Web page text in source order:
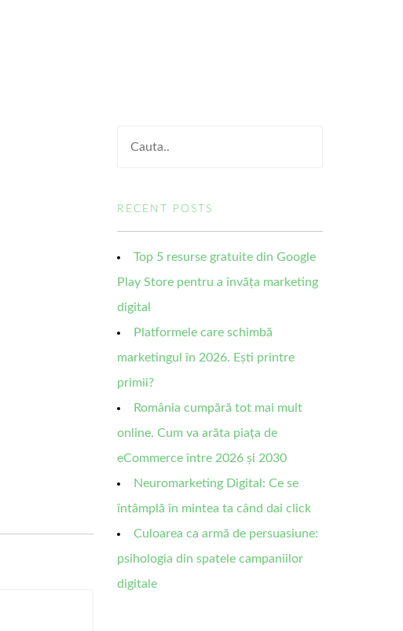
RECENT POSTS
Top 5 resurse gratuite din Google
Play Store pentru a învăța marketing
digital
Platformele care schimbă
marketingul în 2026. Ești printre
primii?
România cumpără tot mai mult
online. Cum va arăta piața de
eCommerce între 2026 și 2030
Neuromarketing Digital: Ce se
întâmplă în mintea ta când dai click
Culoarea ca armă de persuasiune:
psihologia din spatele campaniilor
digitale